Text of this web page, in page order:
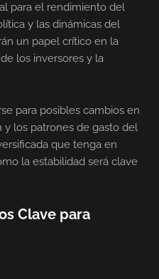
para el rendimiento del
y las dinámicas del
un papel crítico en la
los inversores y la
para posibles cambios en
y los patrones de gasto del
que tenga en
la estabilidad será clave
Clave para